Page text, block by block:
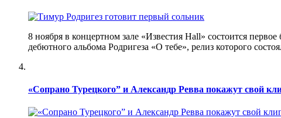
8 ноября в концертном зале «Известия Hall» состоится
дебютного альбома Родригеза «О тебе», релиз которого
«Сопрано Турецкого” и Александр Ревва покажут свой